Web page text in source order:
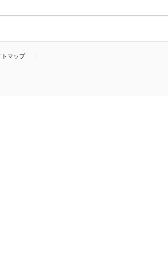
トマップ